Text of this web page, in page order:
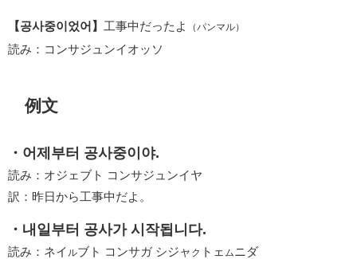
【공사중이었어】 工事中だったよ （パンマル）
読み：コンサジュンイオッソ
例文
・어제부터 공사중이야.
読み：オジェブト コンサジュンイヤ
訳：昨日から工事中だよ。
・내일부터 공사가 시작됩니다.
読み：ネイ ルブト コンサガ シジャ ク トェ ムニダ